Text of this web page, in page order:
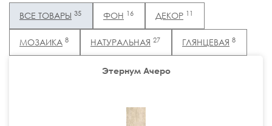
ВСЕ ТОВАРЫ 35 ФОН 16 ДЕКОР 11
МОЗАИКА 8 НАТУРАЛЬНАЯ 27 ГЛЯНЦЕВАЯ 8
Этернум Ачеро